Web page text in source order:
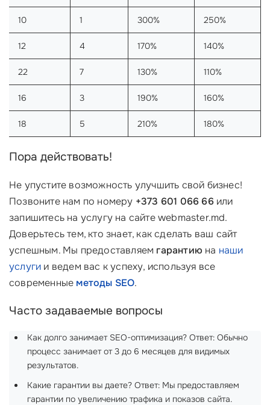
10 1 300% 250%
12 4 170% 140%
22 7 130% 110%
16 3 190% 160%
18 5 210% 180%
Пора действовать!
Не упустите возможность улучшить свой бизнес!
Позвоните нам по номеру +373 601 066 66или
запишитесь на услугу на сайте webmaster.md.
Доверьтесь тем, кто знает, как сделать ваш сайт
успешным. Мы предоставляем гарантию на наши
услуги и ведем вас к успеху, используя все
современные методы SEO.
Часто задаваемые вопросы
Как долго занимает SEO-оптимизация? Ответ: Обычно
процесс занимает от 3 до 6 месяцев для видимых
результатов.
Какие гарантии вы даете? Ответ: Мы предоставляем
гарантии по увеличению трафика и показов сайта.